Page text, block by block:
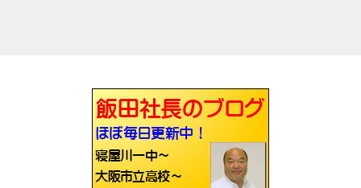
ゲ
ー
シ